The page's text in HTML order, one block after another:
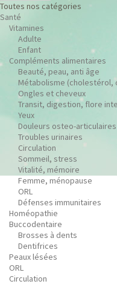
Toutes nos catégories
Santé
Vitamines
Adulte
Enfant
Compléments alimentaires
Beauté, peau, anti âge
Métabolisme (cholestérol,
Ongles et cheveux
Transit, digestion, flore
Yeux
Douleurs osteo-articulaires
Troubles urinaires
Circulation
Sommeil, stress
Vitalité, mémoire
Femme, ménopause
ORL
Défenses immunitaires
Homéopathie
Buccodentaire
Brosses à dents
Dentifrices
Peaux lésées
ORL
Circulation